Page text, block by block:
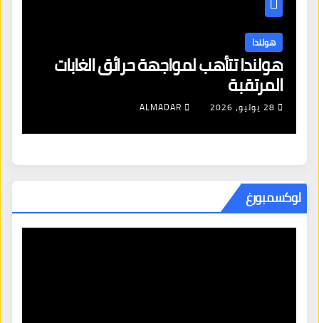
هولندا
حريق الغابات يشل الحركة في هولندا
5 أغسطس، 2026 ALMADAR
لوكسمبورغ